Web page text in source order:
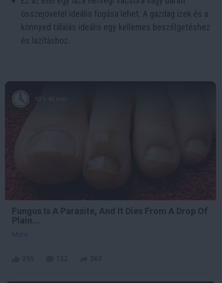
összejövetel ideális fogása lehet. A gazdag ízek és a
könnyed tálalás ideális egy kellemes beszélgetéshez
és lazításhoz.
10 h 46 min
Fungus Is A Parasite, And It Dies From A Drop Of
Plain...
More